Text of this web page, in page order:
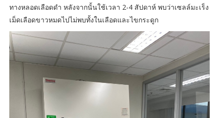
ทางหลอดเลือดดำ หลังจากนั้นใช้เวลา 2-4 สัปดาห์ พบว่าเซลล์มะเร็ง
เม็ดเลือดขาวหมดไปไม่พบทั้งในเลือดและไขกระดูก